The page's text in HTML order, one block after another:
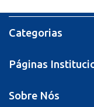
Categorias
Páginas
Sobre Nós